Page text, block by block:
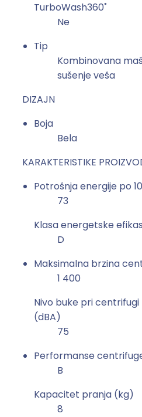
TurboWash360˚
Ne
Tip
Kombinovana
sušenje veša
DIZAJN
Boja
Bela
KARAKTERISTIKE
Potrošnja energije po
73
Klasa energetske
D
Maksimalna brzina
1 400
Nivo buke pri
(dBA)
75
Performanse
B
Kapacitet pranja (kg)
8